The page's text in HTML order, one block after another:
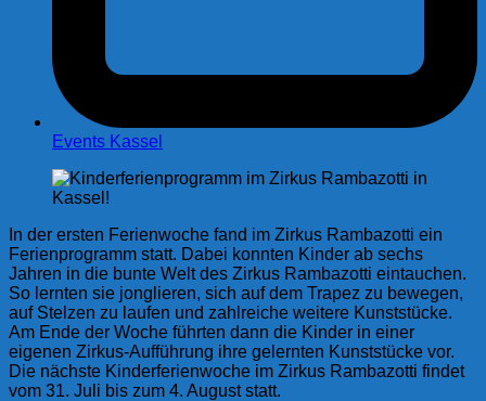
Events Kassel
In der ersten Ferienwoche fand im Zirkus Rambazotti ein
Ferienprogramm statt. Dabei konnten Kinder ab sechs
Jahren in die bunte Welt des Zirkus Rambazotti eintauchen.
So lernten sie jonglieren, sich auf dem Trapez zu bewegen,
auf Stelzen zu laufen und zahlreiche weitere Kunststücke.
Am Ende der Woche führten dann die Kinder in einer
eigenen Zirkus-Aufführung ihre gelernten Kunststücke vor.
Die nächste Kinderferienwoche im Zirkus Rambazotti findet
vom 31. Juli bis zum 4. August statt.